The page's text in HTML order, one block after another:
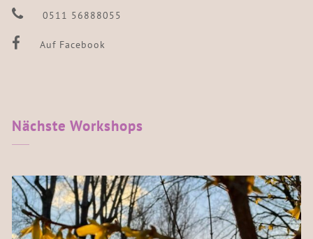
0511 56888055
Auf Facebook
Nächste Workshops